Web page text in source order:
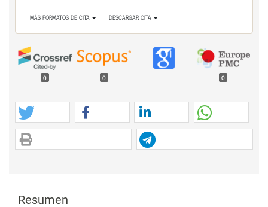
MÁS FORMATOS DE CITA DESCARGAR CITA
0 0 0
Resumen